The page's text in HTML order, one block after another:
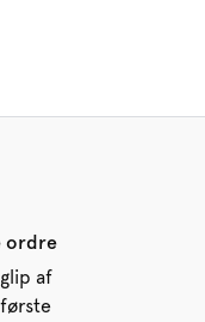
ordre
af